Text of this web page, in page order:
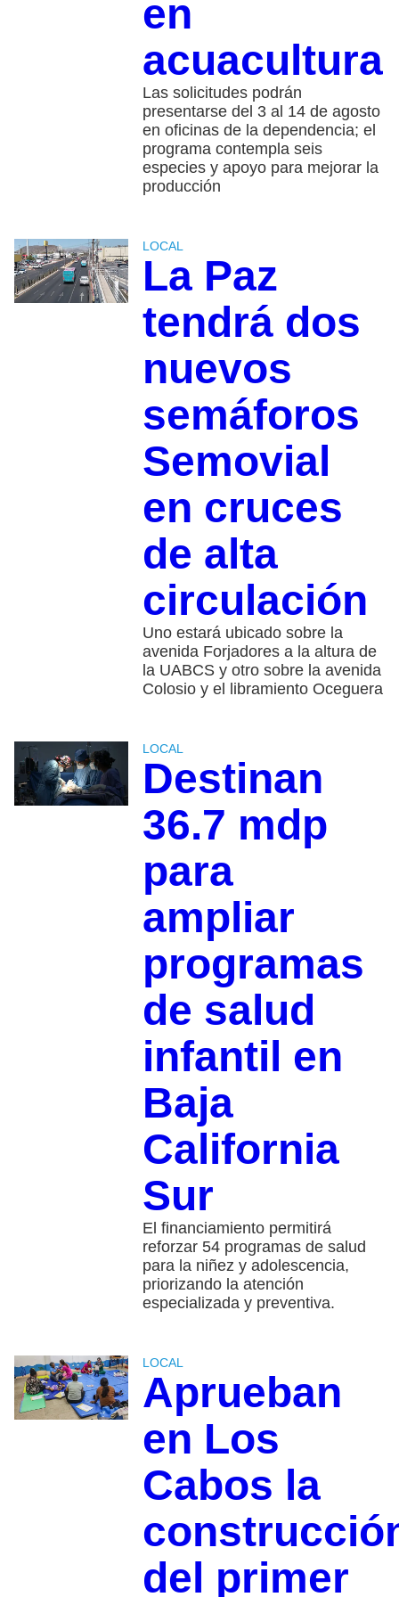
en
acuacultura
Las solicitudes podrán
presentarse del 3 al 14 de agosto
en oficinas de la dependencia; el
programa contempla seis
especies y apoyo para mejorar la
producción
LOCAL
La Paz
tendrá dos
nuevos
semáforos
Semovial
en cruces
de alta
circulación
Uno estará ubicado sobre la
avenida Forjadores a la altura de
la UABCS y otro sobre la avenida
Colosio y el libramiento Oceguera
LOCAL
Destinan
36.7 mdp
para
ampliar
programas
de salud
infantil en
Baja
California
Sur
El financiamiento permitirá
reforzar 54 programas de salud
para la niñez y adolescencia,
priorizando la atención
especializada y preventiva.
LOCAL
Aprueban
en Los
Cabos la
del primer